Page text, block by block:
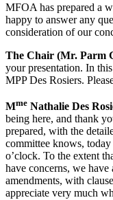
MFOA has prepared a
happy to answer any
consideration of our
The Chair (Mr. Parm
your presentation. In
MPP Des Rosiers.
Mme Nathalie Des
being here, and thank
prepared, with the
committee knows,
o’clock. To the extent
have concerns, we
amendments, with
appreciate very much